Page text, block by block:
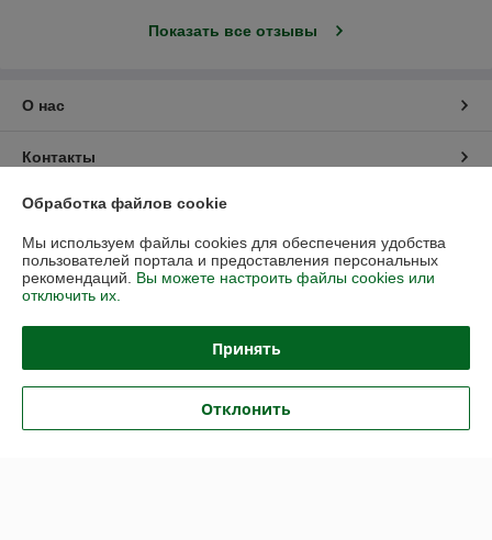
Показать все отзывы
О нас
Контакты
Доставка и оплата
График работы
Политика обработки cookies
Сайт создан на платформе Deal.by
Обработка файлов cookie
Мы используем файлы cookies для обеспечения удобства
пользователей портала и предоставления персональных
рекомендаций. Вы можете настроить файлы cookies или
отключить их.
Принять
Отклонить